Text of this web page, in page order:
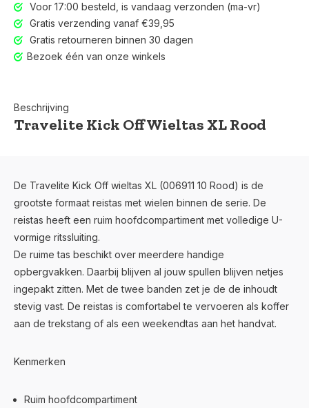
Voor 17:00 besteld, is vandaag verzonden (ma-vr)
Voor 17:00 besteld, is vandaag verzonden (ma-vr)
Gratis verzending vanaf €39,95
Gratis retourneren binnen 30 dagen
Bezoek één van onze winkels
Beschrijving
Travelite Kick Off Wieltas XL Rood
De Travelite Kick Off wieltas XL (006911 10 Rood) is de
grootste formaat reistas met wielen binnen de serie. De
reistas heeft een ruim hoofdcompartiment met volledige U-
vormige ritssluiting.
De ruime tas beschikt over meerdere handige
opbergvakken. Daarbij blijven al jouw spullen blijven netjes
ingepakt zitten. Met de twee banden zet je de de inhoudt
stevig vast. De reistas is comfortabel te vervoeren als koffer
aan de trekstang of als een weekendtas aan het handvat.
Kenmerken
Ruim hoofdcompartiment